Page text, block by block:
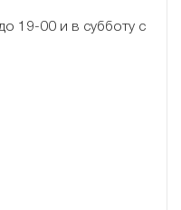
19-00 и в субботу с